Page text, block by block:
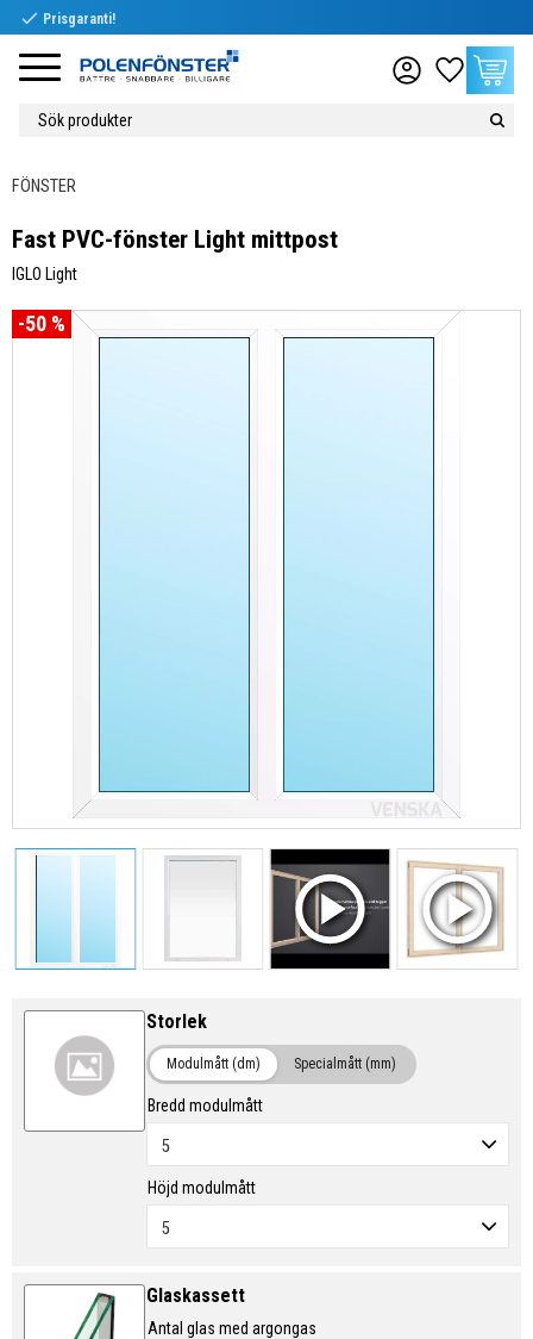
Meny
check Prisgaranti!
Favoriter
FÖNSTER
Fast PVC-fönster Light mittpost
IGLO Light
50 %
Storlek
Modulmått (dm) Specialmått (mm)
Bredd modulmått
Höjd modulmått
Glaskassett
Antal glas med argongas